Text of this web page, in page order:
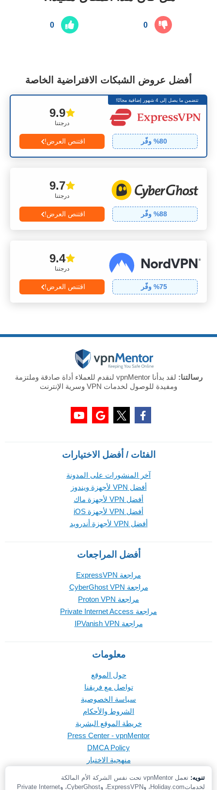
0 0
أفضل عروض الشبكات الافتراضية الخاصة
تتضمن ما يصل إلى 4 شهور إضافية مجانًا!
درجتنا
9.9
80% وفّر اقتنص العرض!
درجتنا
9.7
88% وفّر اقتنص العرض!
درجتنا
9.4
75% وفّر اقتنص العرض!
رسالتنا:
لقد بدأنا vpnMentor لنقدم للعملاء أداة صادقة وملتزمة
ومفيدة للوصول لخدمات VPN وسرية الإنترنت
الفئات / أفضل الاختيارات
آخر المنشورات على المدونة
أفضل VPN لأجهزة ويندوز
أفضل VPN لأجهزة ماك
أفضل VPN لأجهزة iOS
أفضل VPN لأجهزة أندرويد
أفضل المراجعات
مراجعة ExpressVPN
مراجعة CyberGhost VPN
مراجعة Proton VPN
مراجعة Private Internet Access
مراجعة IPVanish VPN
معلومات
حول الموقع
تواصل مع فريقنا
سياسة الخصوصية
الشروط والأحكام
خريطة الموقع البشرية
Press Center - vpnMentor
DMCA Policy
منهجية الاختبار
تنويه:
تعمل vpnMentor تحت نفس الشركة الأم المالكة
لخدماتHoliday.com، وExpressVPN، وCyberGhost، وPrivate Internet